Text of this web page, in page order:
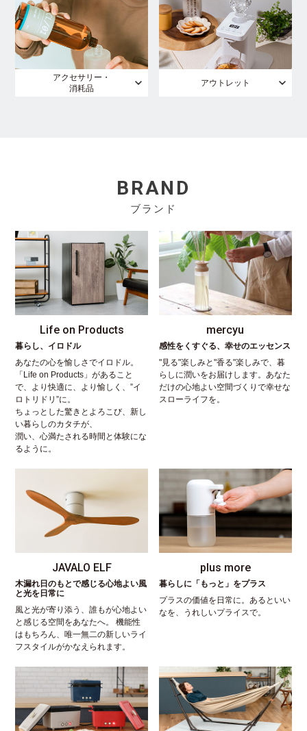
アクセサリー・
消耗品
アウトレット
BRAND
ブランド
Life on Products
暮らし、イロドル
あなたの心を愉しさでイロドル。
「Life on Products」があること
で、より快適に、より愉しく、”イ
ロトリドリ”に。
ちょっとした驚きとよろこび、新し
い暮らしのカタチが、
潤い、心満たされる時間と体験にな
るように。
mercyu
感性をくすぐる、幸せのエッセンス
"見る"楽しみと"香る"楽しみで、暮
らしに潤いをお届けします。あなた
だけの心地よい空間づくりで幸せな
スローライフを。
JAVALO ELF
木漏れ日のもとで感じる心地よい風
と光を日常に
風と光が寄り添う、誰もが心地よい
と感じる空間をあなたへ。 機能性
はもちろん、唯一無二の新しいライ
フスタイルがかなえられます。
plus more
暮らしに「もっと」をプラス
プラスの価値を日常に。あるといい
なを、うれしいプライスで。